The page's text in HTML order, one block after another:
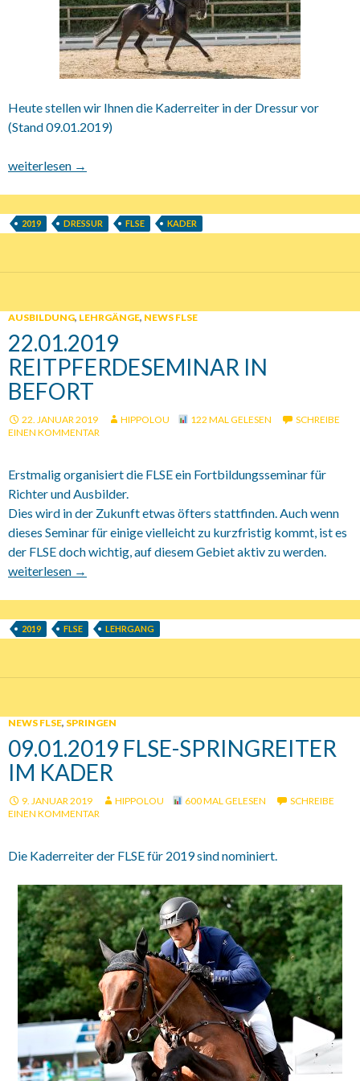
Heute stellen wir Ihnen die Kaderreiter in der Dressur vor
(Stand 09.01.2019)
16.02.2019 FLSE Dressurkader
weiterlesen →
2019 DRESSUR FLSE KADER
AUSBILDUNG, LEHRGÄNGE, NEWS FLSE
22.01.2019
REITPFERDESEMINAR IN
BEFORT
22. JANUAR 2019 HIPPOLOU 122 MAL GELESEN
SCHREIBE
EINEN KOMMENTAR
Erstmalig organisiert die FLSE ein Fortbildungsseminar für
Richter und Ausbilder.
Dies wird in der Zukunft etwas öfters stattfinden. Auch wenn
dieses Seminar für einige vielleicht zu kurzfristig kommt, ist es
der FLSE doch wichtig, auf diesem Gebiet aktiv zu werden.
22.01.2019 Reitpferdeseminar in Befort
weiterlesen →
2019 FLSE LEHRGANG
NEWS FLSE, SPRINGEN
09.01.2019 FLSE-SPRINGREITER
IM KADER
9. JANUAR 2019 HIPPOLOU 600 MAL GELESEN
SCHREIBE
EINEN KOMMENTAR
Die Kaderreiter der FLSE für 2019 sind nominiert.